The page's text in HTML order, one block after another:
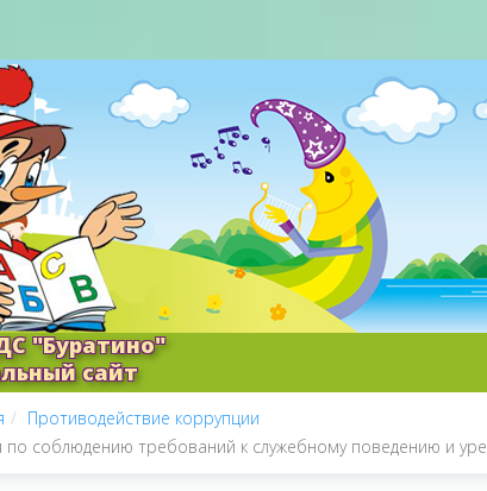
"Буратино"
сайт
Противодействие коррупции
по соблюдению требований к служебному поведению и